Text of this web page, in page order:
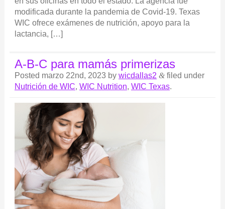
modificada durante la pandemia de Covid-19. Texas
WIC ofrece exámenes de nutrición, apoyo para la
lactancia, […]
A-B-C para mamás primerizas
Posted marzo 22nd, 2023 by wicdallas2 &filed under
Nutrición de WIC, WIC Nutrition, WIC Texas.